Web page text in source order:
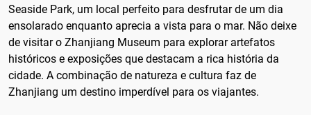
Seaside Park, um local perfeito para desfrutar de um dia
ensolarado enquanto aprecia a vista para o mar. Não deixe
de visitar o Zhanjiang Museum para explorar artefatos
históricos e exposições que destacam a rica história da
cidade. A combinação de natureza e cultura faz de
Zhanjiang um destino imperdível para os viajantes.